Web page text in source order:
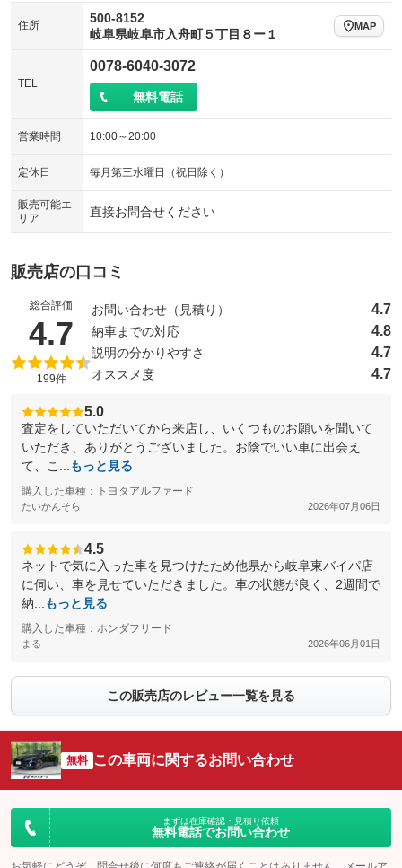
住所
500-8152
岐阜県岐阜市入舟町５丁目８ー１
MAP
TEL
0078-6040-3072
無料電話
営業時間 10:00～20:00
定休日 毎月第三水曜日（祝日除く）
販売可能エ
リア
直接お問合せください
販売店の口コミ
総合評価
4.7 （5点満点中）
199件
お問い合わせ（見積り） 4.7
納車までの対応 4.8
説明の分かりやすさ 4.7
オススメ度 4.7
5.0
査定をしていただいてから来店し、いくつものお願いを聞いて
いただき、ありがとうございました。お陰でいい車に出会え
て、こ...
もっと見る
購入した車種：トヨタアルファード
たいかんそら 2026年07月06日
4.5
ネットで気に入った車を見つけたため他県から岐阜東バイパ店
に伺い、車を見せていただきました。車の状態が良く、2週間で
納...
もっと見る
購入した車種：ホンダフリード
まる 2026年06月01日
この販売店のレビュー一覧を見る
無料 この車両に関するお問い合わせ
まずは在庫確認・見積り依頼
無料電話でお問い合わせ